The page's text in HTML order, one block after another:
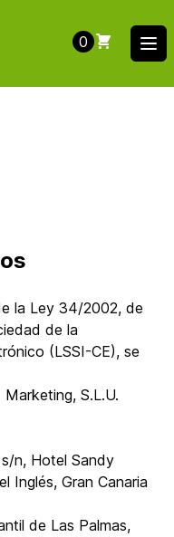
0
la Ley 34/2002, de
de la
(LSSI-CE), se
S.L.U.
n, Hotel Sandy
Inglés, Gran Canaria
de Las Palmas,